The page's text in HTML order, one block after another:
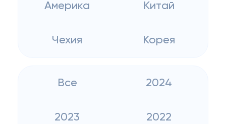
Америка Китай
Чехия Корея
Все 2024
2023 2022